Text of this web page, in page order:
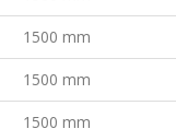
1500 mm
1500 mm
1500 mm